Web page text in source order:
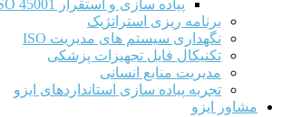
پیاده سازی و استقرار ISO 45001
برنامه ریزی استراتژیک
نگهداری سیستم های مدیریت ISO
تکنیکال فایل تجهیزات پزشکی
مدیریت منابع انسانی
تجربه پیاده سازی استانداردهای ایزو
مشاور ایزو